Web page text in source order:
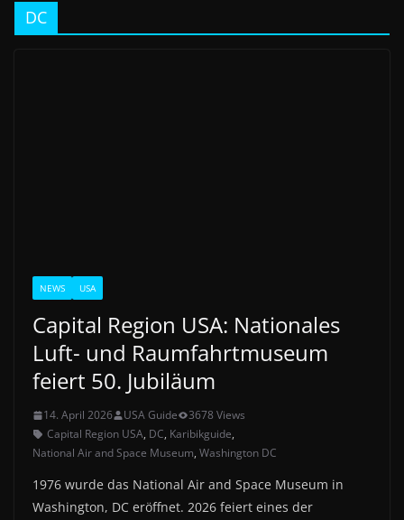
DC
NEWS USA
Capital Region USA: Nationales
Luft- und Raumfahrtmuseum
feiert 50. Jubiläum
14. April 2026 USA Guide
3678 Views
Capital Region USA, DC, Karibikguide,
National Air and Space Museum, Washington DC
1976 wurde das National Air and Space Museum in
Washington, DC eröffnet. 2026 feiert eines der